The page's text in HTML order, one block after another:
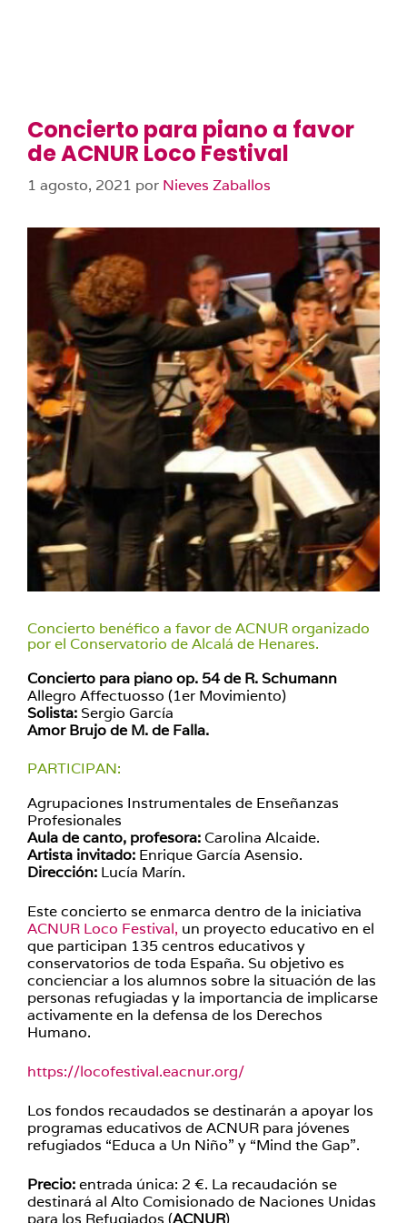
Concierto para piano a favor
de ACNUR Loco Festival
1 agosto, 2021 por Nieves Zaballos
Concierto benéfico a favor de ACNUR organizado
por el Conservatorio de Alcalá de Henares.
Concierto para piano op. 54 de R. Schumann
Allegro Affectuosso (1er Movimiento)
Solista: Sergio García
Amor Brujo de M. de Falla.
PARTICIPAN:
Agrupaciones Instrumentales de Enseñanzas
Profesionales
Aula de canto, profesora: Carolina Alcaide.
Artista invitado: Enrique García Asensio.
Dirección: Lucía Marín.
Este concierto se enmarca dentro de la iniciativa
ACNUR Loco Festival, un proyecto educativo en el
que participan 135 centros educativos y
conservatorios de toda España. Su objetivo es
concienciar a los alumnos sobre la situación de las
personas refugiadas y la importancia de implicarse
activamente en la defensa de los Derechos
Humano.
https://locofestival.eacnur.org/
Los fondos recaudados se destinarán a apoyar los
programas educativos de ACNUR para jóvenes
refugiados “Educa a Un Niño” y “Mind the Gap”.
Precio:entrada única: 2 €. La recaudación se
destinará al Alto Comisionado de Naciones Unidas
para los Refugiados (ACNUR)